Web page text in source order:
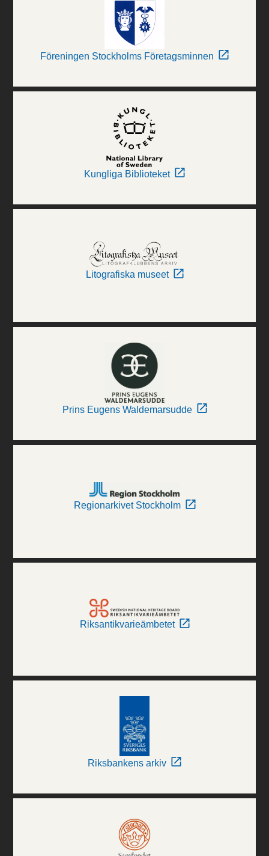
Föreningen Stockholms Företagsminnen
Kungliga Biblioteket
Litografiska museet
Prins Eugens Waldemarsudde
Regionarkivet Stockholm
Riksantikvarieämbetet
Riksbankens arkiv